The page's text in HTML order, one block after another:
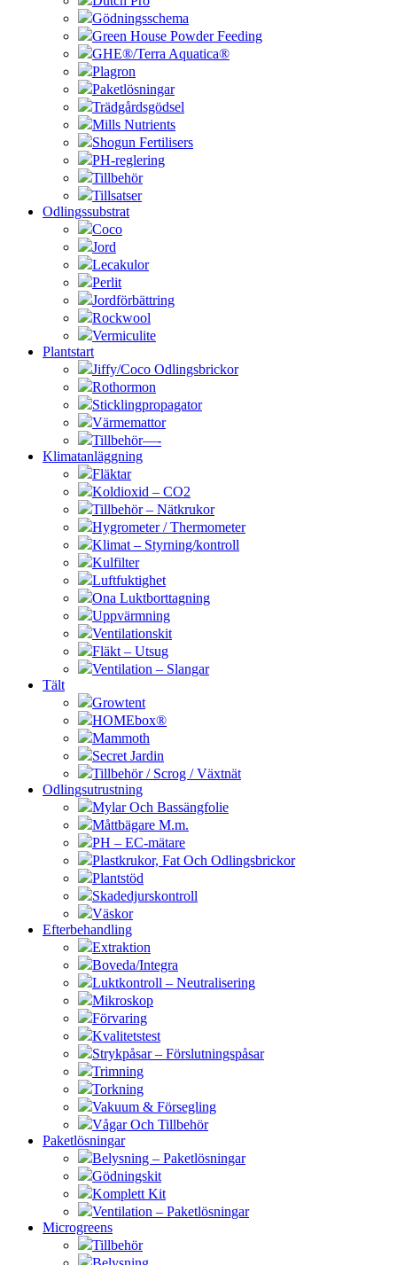
Gödningsschema
Green House Powder Feeding
GHE®/Terra Aquatica®
Plagron
Paketlösningar
Trädgårdsgödsel
Mills Nutrients
Shogun Fertilisers
PH-reglering
Tillbehör
Tillsatser
Odlingssubstrat
Coco
Jord
Lecakulor
Perlit
Jordförbättring
Rockwool
Vermiculite
Plantstart
Jiffy/Coco Odlingsbrickor
Rothormon
Sticklingpropagator
Värmemattor
Tillbehör—-
Klimatanläggning
Fläktar
Koldioxid – CO2
Tillbehör – Nätkrukor
Hygrometer / Thermometer
Klimat – Styrning/kontroll
Kulfilter
Luftfuktighet
Ona Luktborttagning
Uppvärmning
Ventilationskit
Fläkt – Utsug
Ventilation – Slangar
Tält
Growtent
HOMEbox®
Mammoth
Secret Jardin
Tillbehör / Scrog / Växtnät
Odlingsutrustning
Mylar Och Bassängfolie
Måttbägare M.m.
PH – EC-mätare
Plastkrukor, Fat Och Odlingsbrickor
Plantstöd
Skadedjurskontroll
Väskor
Efterbehandling
Extraktion
Boveda/Integra
Luktkontroll – Neutralisering
Mikroskop
Förvaring
Kvalitetstest
Strykpåsar – Förslutningspåsar
Trimning
Torkning
Vakuum & Försegling
Vågar Och Tillbehör
Paketlösningar
Belysning – Paketlösningar
Gödningskit
Komplett Kit
Ventilation – Paketlösningar
Microgreens
Tillbehör